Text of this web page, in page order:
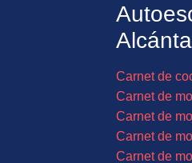
Carnet de
Carnet de
Carnet de
Carnet de
Carnet de